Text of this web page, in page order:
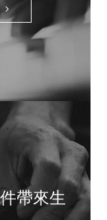
帶來生